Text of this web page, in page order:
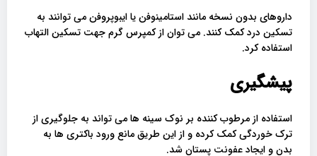
داروهای بدون نسخه مانند استامینوفن یا ایبوپروفن می توانند به
تسکین درد کمک کنند. می توان از کمپرس گرم جهت تسکین التهاب
استفاده کرد.
پیشگیری
استفاده از مرطوب کننده بر نوک سینه ها می تواند به جلوگیری از
ترک خوردگی کمک کرده و از این طریق مانع ورود باکتری ها به
بدن و ایجاد عفونت پستان شد.